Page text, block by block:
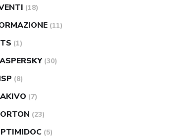
(18)
(11)
(1)
(30)
(8)
(7)
(23)
(5)